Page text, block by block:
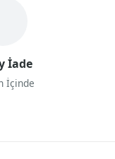
İade
İçinde